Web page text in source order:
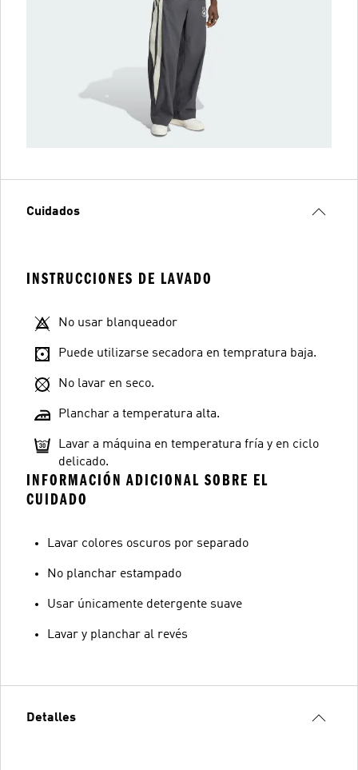
Cuidados
INSTRUCCIONES DE LAVADO
No usar blanqueador
Puede utilizarse secadora en tempratura baja.
No lavar en seco.
Planchar a temperatura alta.
Lavar a máquina en temperatura fría y en ciclo
delicado.
INFORMACIÓN ADICIONAL SOBRE EL
CUIDADO
Lavar colores oscuros por separado
No planchar estampado
Usar únicamente detergente suave
Lavar y planchar al revés
Detalles